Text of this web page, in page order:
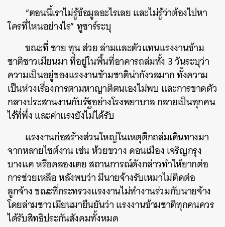
“ตอนนี้เราไม่รู้ข้อมูลอะไรเลย และไม่รู้ว่าต้องไปหา
ใครที่ไหนอย่างไร” ทูซาร์ระบุ
ขณะที่ ซาย ทุน ส่วย ล่ามและตัวแทนแรงงานข้าม
ชาติชาวเมียนมา ที่อยู่ในพื้นที่อาคารถล่มทั้ง 3 วันระบุว่า
ความเป็นอยู่ของแรงงานข้ามชาติน่ากังวลมาก ทั้งความ
เป็นห่วงเรื่องการตามหาญาติตนเองไม่พบ และการขาดตัว
กลางประสานงานกับรัฐอย่างโรงพยาบาล กลายเป็นทุกคน
ไร้ที่พึ่ง และค่าแรงยังไม่ได้รับ
แรงงานก่อสร้างส่วนใหญ่ในเหตุตึกถล่มเดินทางมา
จากหลายไซต์งาน เช่น ห้วยขวาง ดอนเมือง เจริญกรุง
บางแค หรือคลองเตย สถานการณ์ดังกล่าวทำให้ยากต่อ
การช่วยเหลือ หลังพบว่า มีนายจ้างรับเหมาไม่ติดต่อ
ลูกจ้าง ขณะที่กระทรวงแรงงานไม่ทำงานร่วมกับนายจ้าง
โดยล่ามชาวเมียนมายืนยันว่า แรงงานข้ามชาติทุกคนควร
ได้รับสิทธิประกันสังคมทั้งหมด